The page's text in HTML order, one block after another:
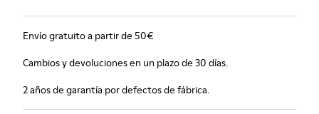
Envío gratuito a partir de 50€
Cambios y devoluciones en un plazo de 30 días.
2 años de garantía por defectos de fábrica.